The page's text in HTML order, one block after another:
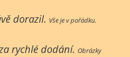
dorazil. Vše je v pořádku.
rychlé dodání. Obrázky